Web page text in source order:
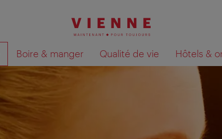
Boire & manger Qualité de vie Hôtels &
Afficher les résultats de la recherche sur la